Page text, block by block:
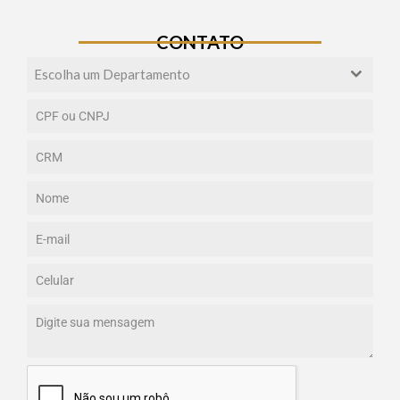
CONTATO
Escolha um Departamento